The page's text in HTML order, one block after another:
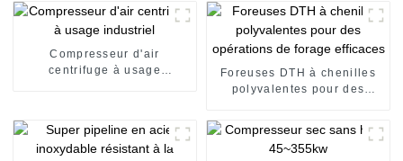
Compresseur d'air
centrifuge à usage
Foreuses DTH à chenilles
polyvalentes pour des